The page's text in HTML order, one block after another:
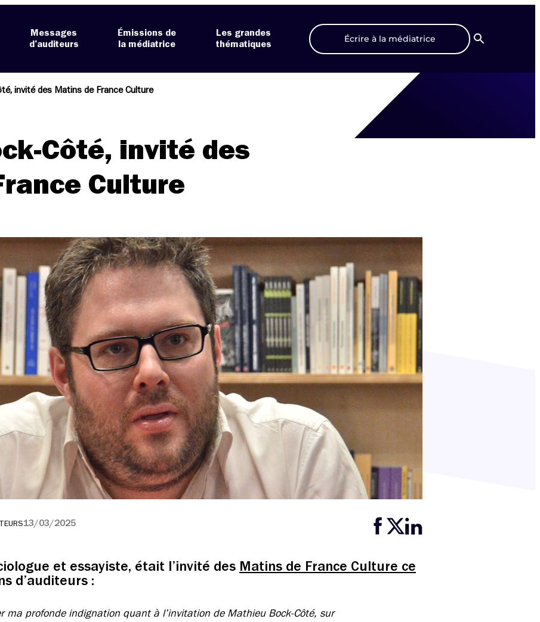
Messages
d’auditeurs
Émissions de
la médiatrice
Les grandes
thématiques
Écrire à la médiatrice
Recherche
invité des Matins de France Culture
Côté, invité des
Culture
13/03/2025
et essayiste, était l’invité des Matins de France Culture ce
d’auditeurs :
ma profonde indignation quant à l’invitation de Mathieu Bock-Côté, sur